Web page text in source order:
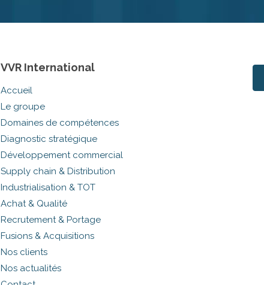
VVR International
Accueil
Le groupe
Domaines de compétences
Diagnostic stratégique
Développement commercial
Supply chain & Distribution
Industrialisation & TOT
Achat & Qualité
Recrutement & Portage
Fusions & Acquisitions
Nos clients
Nos actualités